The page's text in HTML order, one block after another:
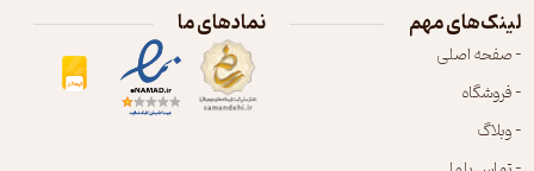
لینک‌های مهم
- صفحه اصلی
- فروشگاه
- وبلاگ
نمادهای ما